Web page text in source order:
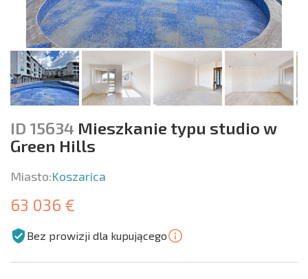
ID 15634 Mieszkanie typu studio w
Green Hills
Miasto:Koszarica
63 036 €
Bez prowizji dla kupującego